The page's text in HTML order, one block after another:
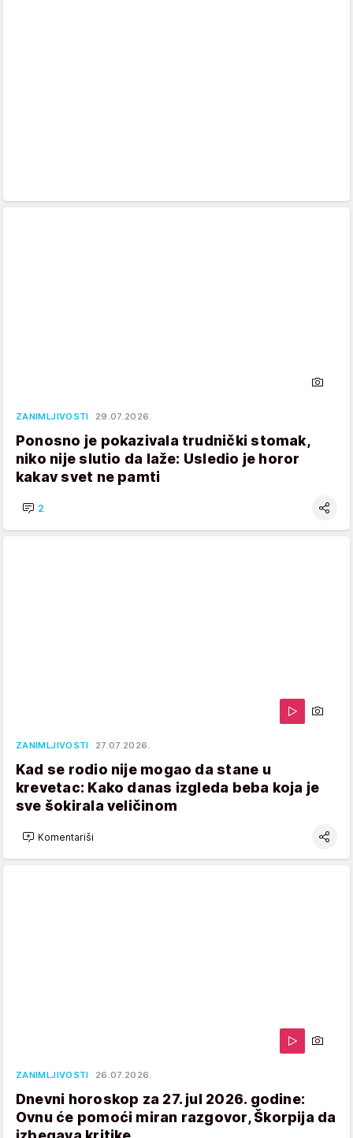
ZANIMLJIVOSTI 29.07.2026.
Ponosno je pokazivala trudnički stomak,
niko nije slutio da laže: Usledio je horor
kakav svet ne pamti
2
ZANIMLJIVOSTI 27.07.2026.
Kad se rodio nije mogao da stane u
krevetac: Kako danas izgleda beba koja je
sve šokirala veličinom
Komentariši
ZANIMLJIVOSTI 26.07.2026.
Dnevni horoskop za 27. jul 2026. godine:
Ovnu će pomoći miran razgovor, Škorpija da